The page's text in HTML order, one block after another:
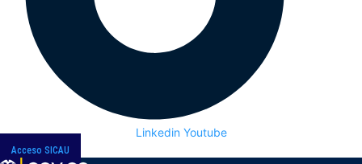
Linkedin Youtube
Acceso SICAU